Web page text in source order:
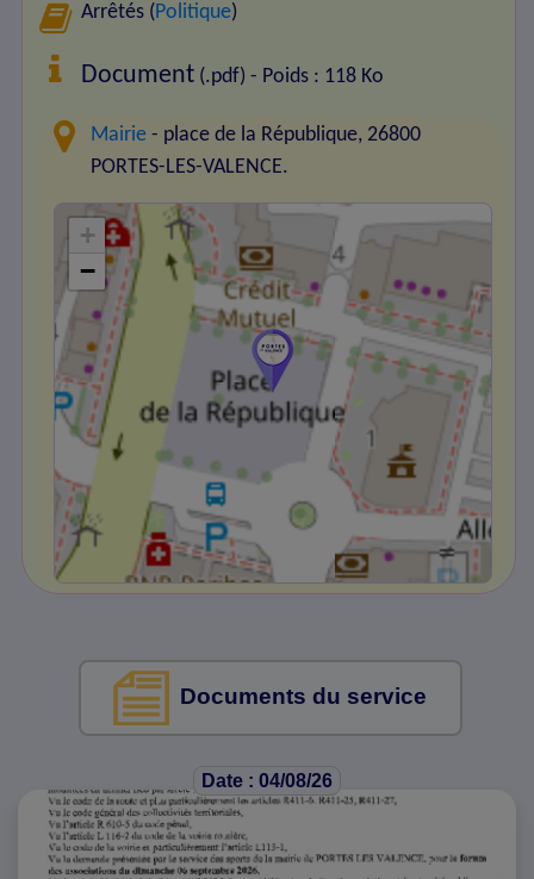
Arrêtés (Politique)
Document (.pdf) - Poids : 118 Ko
Mairie - place de la République, 26800
PORTES-LES-VALENCE.
+
−
Documents du service
Date : 04/08/26